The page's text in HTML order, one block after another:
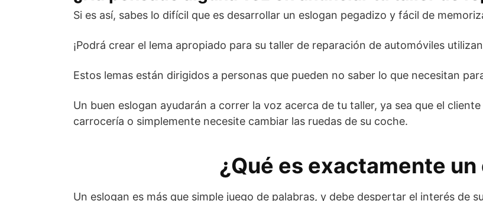
Si es así, sabes lo difícil que es desarrollar un eslogan pegadizo y fácil de
¡Podrá crear el lema apropiado para su taller de reparación de automóviles
Estos lemas están dirigidos a personas que pueden no saber lo que necesitan
Un buen eslogan ayudarán a correr la voz acerca de tu taller, ya sea que el
carrocería o simplemente necesite cambiar las ruedas de su coche.
¿Qué es exactamente un
Un eslogan es más que simple juego de palabras, y debe despertar el interés de